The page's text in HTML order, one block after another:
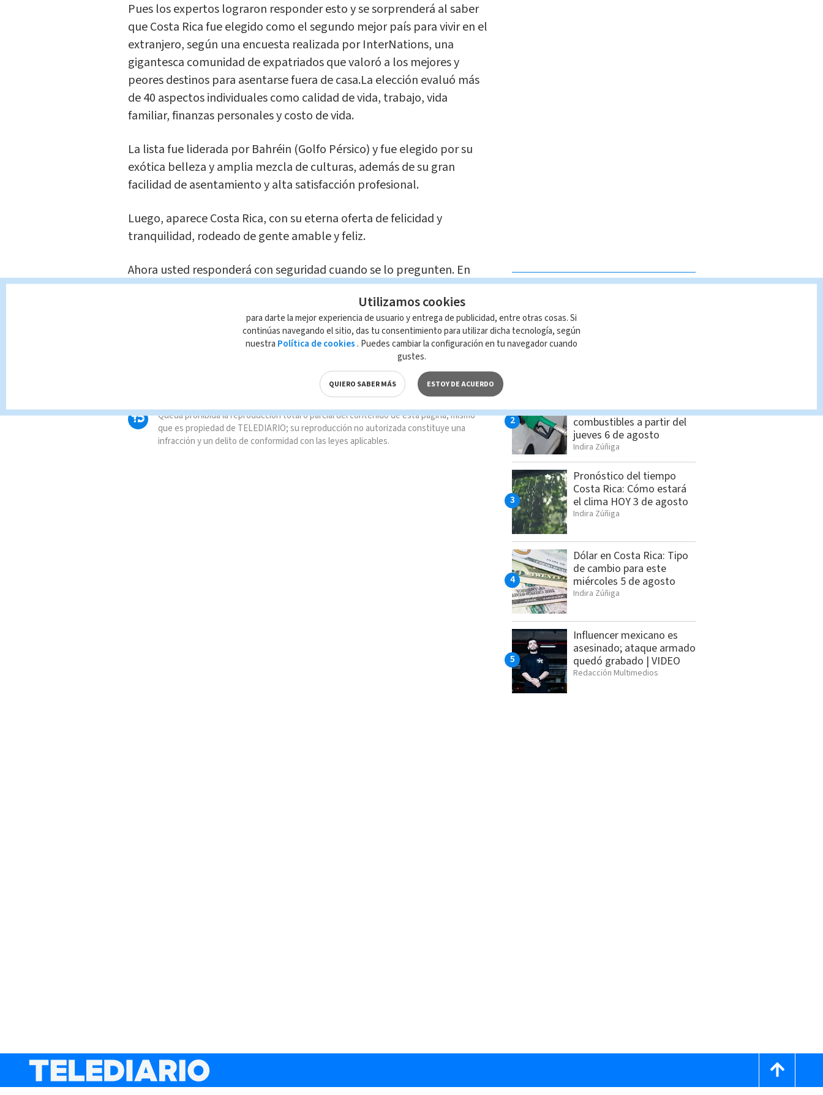
Pues los expertos lograron responder esto y se sorprenderá al saber
que Costa Rica fue elegido como el segundo mejor país para vivir en el
extranjero, según una encuesta realizada por InterNations, una
gigantesca comunidad de expatriados que valoró a los mejores y
peores destinos para asentarse fuera de casa.La elección evaluó más
de 40 aspectos individuales como calidad de vida, trabajo, vida
familiar, finanzas personales y costo de vida.
La lista fue liderada por Bahréin (Golfo Pérsico) y fue elegido por su
exótica belleza y amplia mezcla de culturas, además de su gran
facilidad de asentamiento y alta satisfacción profesional.
Luego, aparece Costa Rica, con su eterna oferta de felicidad y
tranquilidad, rodeado de gente amable y feliz.
Ahora usted responderá con seguridad cuando se lo pregunten. En
medio de las imperfecciones y problemas cotidianos, gozamos de
privilegios que millones de personas en el mundo desearían tener.
TAGS RELACIONADOS:
Queda prohibida la reproducción total o parcial del contenido de esta página, mismo
que es propiedad de TELEDIARIO; su reproducción no autorizada constituye una
infracción y un delito de conformidad con las leyes aplicables.
LO MÁS BUSCADO
McDonald's realizará
ferias de empleo para
contratar personal en
precios de los
combustibles a partir del
jueves 6 de agosto
Indira Zúñiga
Pronóstico del tiempo
Costa Rica: Cómo estará
el clima HOY 3 de agosto
Indira Zúñiga
Dólar en Costa Rica: Tipo
de cambio para este
miércoles 5 de agosto
Indira Zúñiga
Influencer mexicano es
asesinado; ataque armado
quedó grabado | VIDEO
Redacción Multimedios
Utilizamos cookies
para darte la mejor experiencia de usuario y entrega de publicidad, entre otras cosas. Si
continúas navegando el sitio, das tu consentimiento para utilizar dicha tecnología, según
nuestra Política de cookies . Puedes cambiar la configuración en tu navegador cuando
gustes.
QUIERO SABER MÁS ESTOY DE ACUERDO